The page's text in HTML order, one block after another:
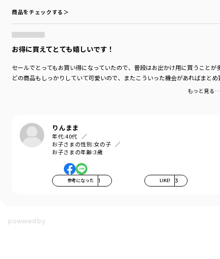
商品をチェックする＞
お得に買えてとても嬉しいです！
セールでとってもお買い得になっていたので、普段はお出かけ用に買うこと
どの商品もしっかりしていて可愛いので、またこういった機会があればまと
もっと見る…
りんまま
年代:40代
お子さまの性別:女の子
お子さまの年齢:3歳
参考になった 1 LIKE! 3